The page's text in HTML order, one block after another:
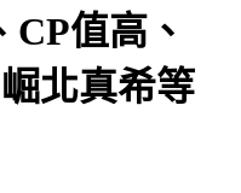
值高、
北真希等